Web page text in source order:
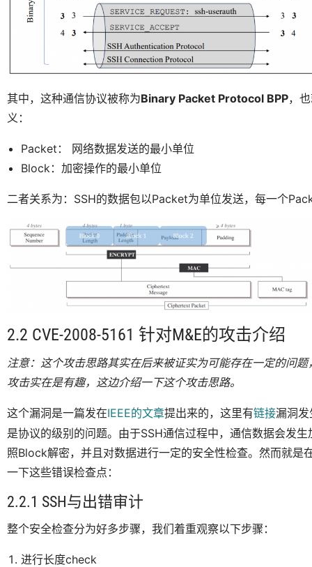
其中，这种通信协议被称为Binary Packet Protocol BPP，
义：
Packet： 网络数据发送的最小单位
Block：加密操作的最小单位
二者关系为：SSH的数据包以Packet为单位发送，每一个
2.2 CVE-2008-5161 针对M&E的攻击介绍
注意：这个攻击思路其实在后来被证实为可能存在一定的问
攻击实在是有趣，这边介绍一下这个攻击思路。
这个漏洞是一篇发在IEEE的文章提出来的，这里有链接漏洞
是协议的级别的问题。由于SSH通信过程中，通信数据会发
照Block解密，并且对数据进行一定的安全性检查。然而就是
一下这些错误检查点：
2.2.1 SSH与出错审计
整个安全检查分为好多步骤，我们着重观察以下步骤：
进行长度check